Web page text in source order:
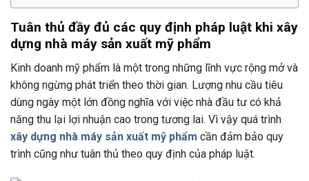
Tuân thủ đầy đủ các quy định pháp luật khi xây
dựng nhà máy sản xuất mỹ phẩm
Kinh doanh mỹ phẩm là một trong những lĩnh vực rộng mở và
không ngừng phát triển theo thời gian. Lượng nhu cầu tiêu
dùng ngày một lớn đồng nghĩa với việc nhà đầu tư có khả
năng thu lại lợi nhuận cao trong tương lai. Vì vậy quá trình
xây dựng nhà máy sản xuất mỹ phẩm cần đảm bảo quy
trình cũng như tuân thủ theo quy định của pháp luật.